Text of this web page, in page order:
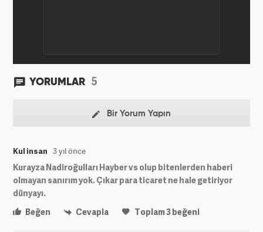
YORUMLAR 5
Bir Yorum Yapın
Kul insan 3 yıl önce
Kurayza Nadiroğulları Hayber vs olup bitenlerden haberi
olmayan sanırım yok. Çıkar para ticaret ne hale getiriyor
dünyayı.
Beğen
Cevapla Toplam3beğeni